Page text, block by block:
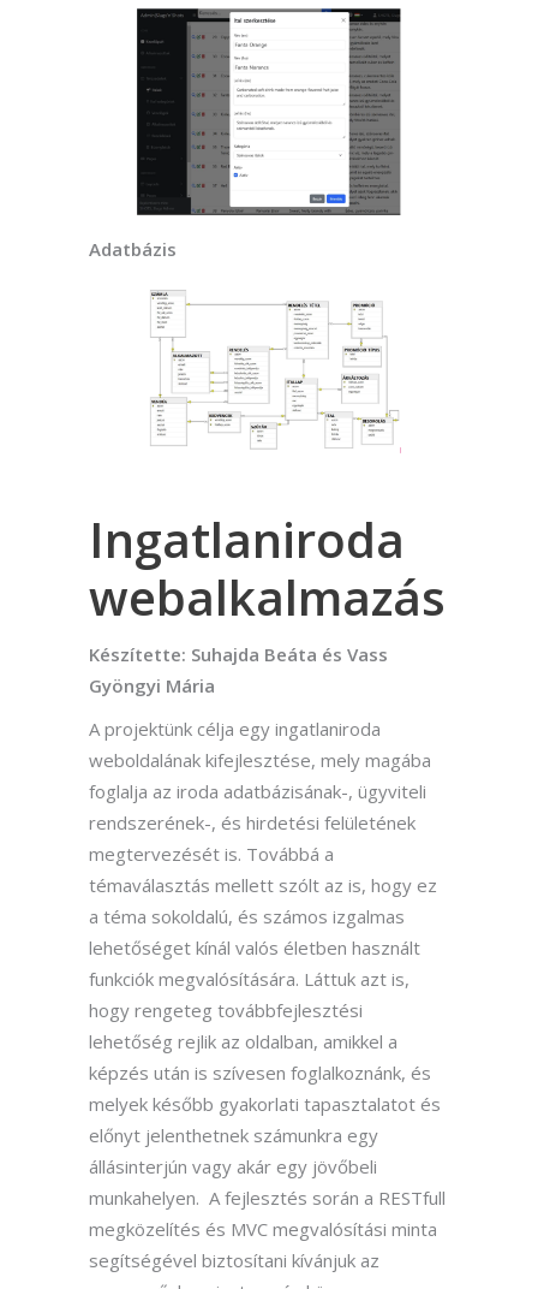
Adatbázis
Ingatlaniroda
webalkalmazás
Készítette: Suhajda Beáta és Vass
Gyöngyi Mária
A projektünk célja egy ingatlaniroda
weboldalának kifejlesztése, mely magába
foglalja az iroda adatbázisának-, ügyviteli
rendszerének-, és hirdetési felületének
megtervezését is. Továbbá a
témaválasztás mellett szólt az is, hogy ez
a téma sokoldalú, és számos izgalmas
lehetőséget kínál valós életben használt
funkciók megvalósítására. Láttuk azt is,
hogy rengeteg továbbfejlesztési
lehetőség rejlik az oldalban, amikkel a
képzés után is szívesen foglalkoznánk, és
melyek később gyakorlati tapasztalatot és
előnyt jelenthetnek számunkra egy
állásinterjún vagy akár egy jövőbeli
munkahelyen. A fejlesztés során a RESTfull
megközelítés és MVC megvalósítási minta
segítségével biztosítani kívánjuk az